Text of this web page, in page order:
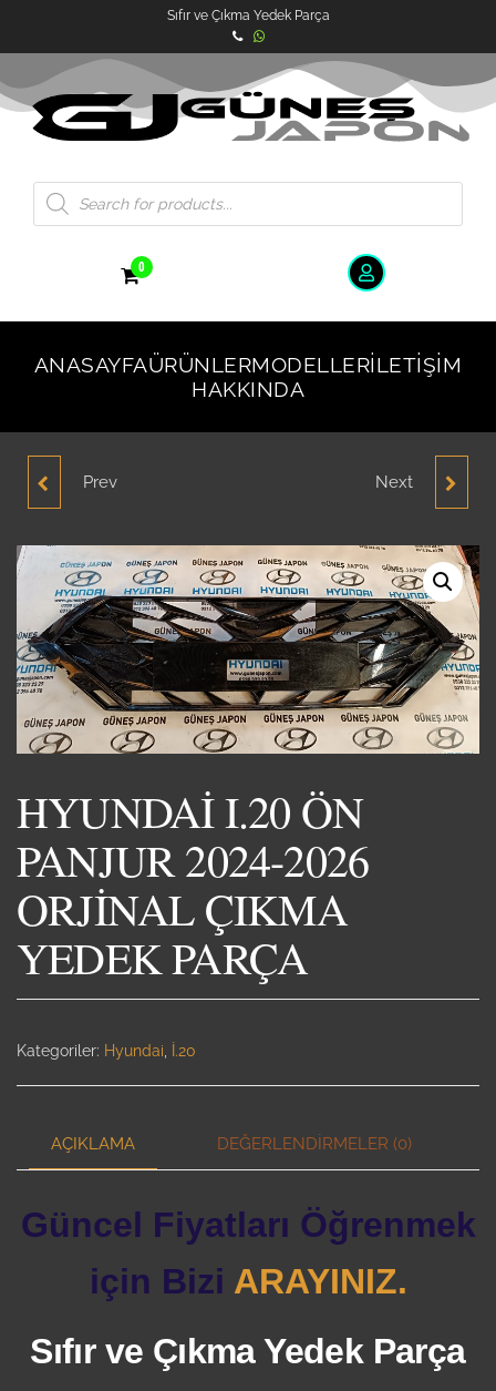
Sıfır ve Çıkma Yedek Parça
0
ANASAYFAÜRÜNLERMODELLERİLETIŞIM
HAKKINDA
HYUNDAİ ACCENT
ÜST KÜLBÜTÖR KAPAGI
1995-2000 SIFIR YENİ
ÜRÜN
Prev HYUNDAİ İ20 SAĞ ÖN
2026 ORJİNAL ÇIKMA
YEDEK PARÇA
Next
HYUNDAİ I.20 ÖN
PANJUR 2024-2026
ORJİNAL ÇIKMA
YEDEK PARÇA
Kategoriler: Hyundai İ.20
AÇIKLAMA DEĞERLENDIRMELER (0)
Güncel Fiyatları Öğrenmek
için Bizi ARAYINIZ.
Sıfır ve Çıkma Yedek Parça